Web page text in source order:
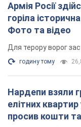
Армія Росії
горіла
Фото та відео
Для терору ворог
годину тому
Нардепи взяли
елітних
просив кошти